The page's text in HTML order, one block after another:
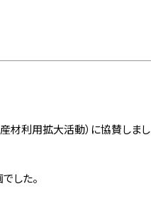
材利用拡大活動）に協賛しまし
した。